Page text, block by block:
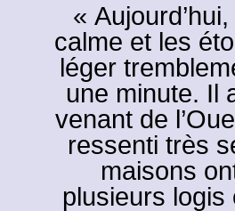
«
calme et les
léger
une minute. Il
venant de
ressenti très
maisons
plusieurs